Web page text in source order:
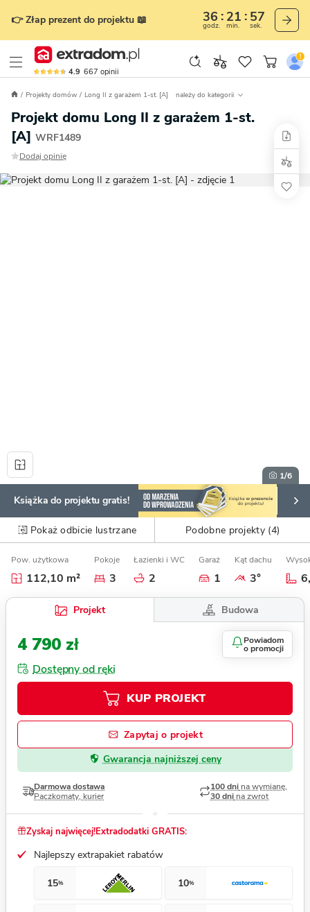
👉 Złap prezent do projektu 📖 36
godz.
21
min.
56
sek.
4.9 667 opinii
Projekty domów Long II z garażem 1-st. [A] należy do kategorii
Projekt domu Long II z garażem 1-st.
[A] WRF1489
Dodaj opinię
1/6
Książka do projektu gratis!
Pokaż odbicie lustrzane Podobne projekty (4)
Pow. użytkowa
112,10 m²
Pokoje
3
Łazienki i WC
2
Garaż
1
Kąt dachu
3°
Projekt Budowa
4 790 zł Powiadom
o promocji
Dostępny od ręki
KUP PROJEKT
Zapytaj o projekt
Gwarancja najniższej ceny
Darmowa dostawa
Paczkomaty, kurier
100 dni na wymianę,
30 dni na zwrot
Zyskaj najwięcej!Extradodatki GRATIS:
Najlepszy extrapakiet rabatów
15% 10%